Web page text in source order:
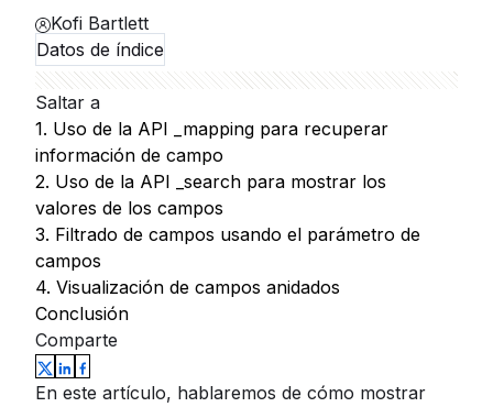
Kofi Bartlett
Datos de índice
Saltar a
1. Uso de la API _mapping para recuperar
información de campo
2. Uso de la API _search para mostrar los
valores de los campos
3. Filtrado de campos usando el parámetro de
campos
4. Visualización de campos anidados
Conclusión
Comparte
En este artículo, hablaremos de cómo mostrar